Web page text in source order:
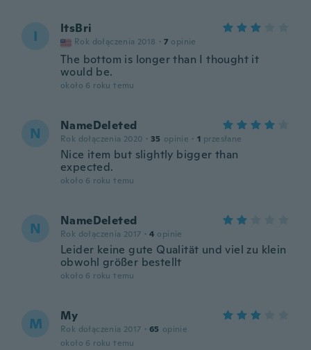
I ItsBri
Rok dołączenia 2018 · 7 opinie
The bottom is longer than I thought it
would be.
około 6 roku temu
N NameDeleted
Rok dołączenia 2020 · 35 opinie · 1 przesłane
Nice item but slightly bigger than
expected.
około 6 roku temu
N NameDeleted
Rok dołączenia 2017 · 4 opinie
Leider keine gute Qualität und viel zu klein
obwohl größer bestellt
około 6 roku temu
M My
Rok dołączenia 2017 · 65 opinie
około 6 roku temu